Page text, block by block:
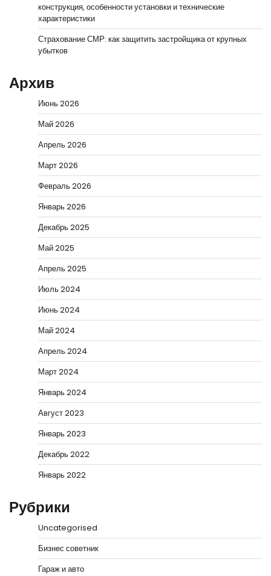
конструкция, особенности установки и технические
характеристики
Страхование СМР: как защитить застройщика от крупных
убытков
Архив
Июнь 2026
Май 2026
Апрель 2026
Март 2026
Февраль 2026
Январь 2026
Декабрь 2025
Май 2025
Апрель 2025
Июль 2024
Июнь 2024
Май 2024
Апрель 2024
Март 2024
Январь 2024
Август 2023
Январь 2023
Декабрь 2022
Январь 2022
Рубрики
Uncategorised
Бизнес советник
Гараж и авто